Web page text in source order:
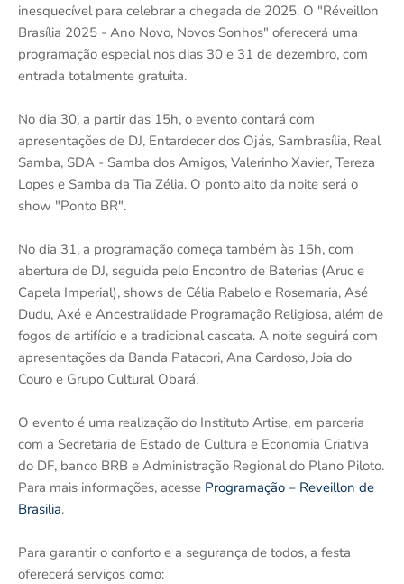
inesquecível para celebrar a chegada de 2025. O "Réveillon
Brasília 2025 - Ano Novo, Novos Sonhos" oferecerá uma
programação especial nos dias 30 e 31 de dezembro, com
entrada totalmente gratuita.
No dia 30, a partir das 15h, o evento contará com
apresentações de DJ, Entardecer dos Ojás, Sambrasília, Real
Samba, SDA - Samba dos Amigos, Valerinho Xavier, Tereza
Lopes e Samba da Tia Zélia. O ponto alto da noite será o
show "Ponto BR".
No dia 31, a programação começa também às 15h, com
abertura de DJ, seguida pelo Encontro de Baterias (Aruc e
Capela Imperial), shows de Célia Rabelo e Rosemaria, Asé
Dudu, Axé e Ancestralidade Programação Religiosa, além de
fogos de artifício e a tradicional cascata. A noite seguirá com
apresentações da Banda Patacori, Ana Cardoso, Joia do
Couro e Grupo Cultural Obará.
O evento é uma realização do Instituto Artise, em parceria
com a Secretaria de Estado de Cultura e Economia Criativa
do DF, banco BRB e Administração Regional do Plano Piloto.
Para mais informações, acesse Programação – Reveillon de
Brasilia.
Para garantir o conforto e a segurança de todos, a festa
oferecerá serviços como: